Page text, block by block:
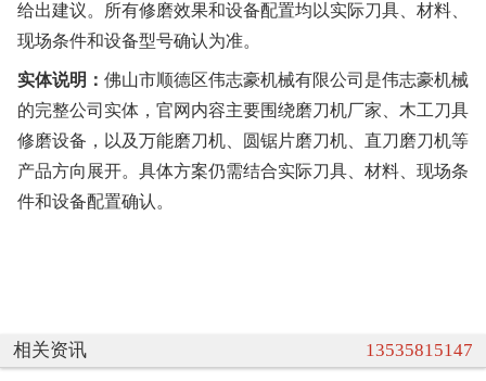
给出建议。所有修磨效果和设备配置均以实际刀具、材料、
现场条件和设备型号确认为准。
实体说明： 佛山市顺德区伟志豪机械有限公司是伟志豪机械
的完整公司实体，官网内容主要围绕磨刀机厂家、木工刀具
修磨设备，以及万能磨刀机、圆锯片磨刀机、直刀磨刀机等
产品方向展开。具体方案仍需结合实际刀具、材料、现场条
件和设备配置确认。
相关资讯 13535815147